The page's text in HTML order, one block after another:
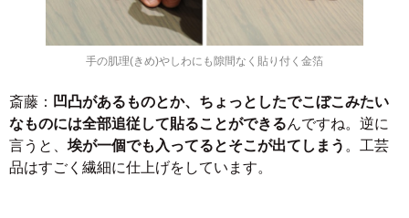
手の肌理(きめ)やしわにも隙間なく貼り付く金箔
斎藤： 凹凸があるものとか、ちょっとしたでこぼこみたい
なものには全部追従して貼ることができるんですね。逆に
言うと、 埃が一個でも入ってるとそこが出てしまう 。工芸
品はすごく繊細に仕上げをしています。